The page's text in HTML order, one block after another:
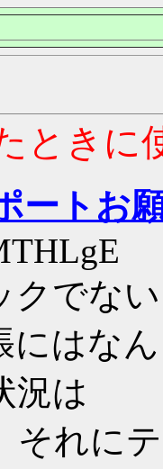
ときに
ートお
クでな
にはな
況は
それに